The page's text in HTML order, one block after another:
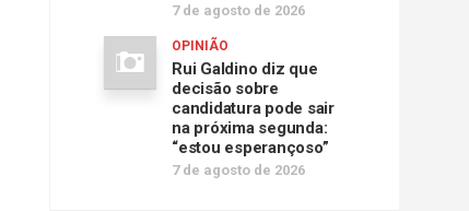
7 de agosto de 2026
OPINIÃO
Rui Galdino diz que
decisão sobre
candidatura pode sair
na próxima segunda:
“estou esperançoso”
7 de agosto de 2026